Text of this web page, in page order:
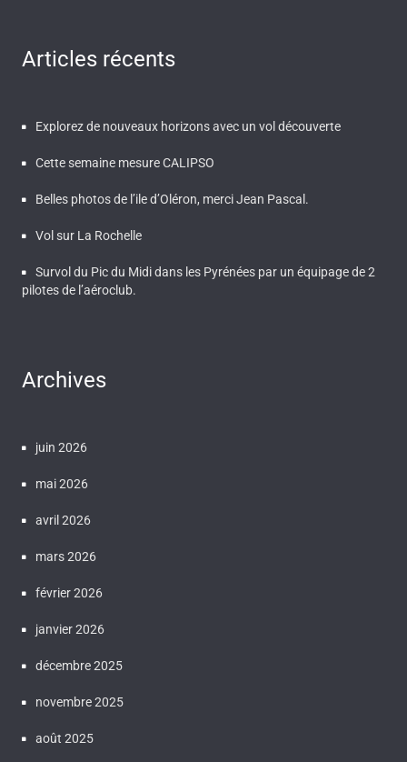
Articles récents
Explorez de nouveaux horizons avec un vol découverte
Cette semaine mesure CALIPSO
Belles photos de l’ile d’Oléron, merci Jean Pascal.
Vol sur La Rochelle
Survol du Pic du Midi dans les Pyrénées par un équipage de 2
pilotes de l’aéroclub.
Archives
juin 2026
mai 2026
avril 2026
mars 2026
février 2026
janvier 2026
décembre 2025
novembre 2025
août 2025